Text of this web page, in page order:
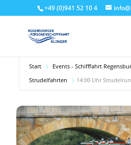
+49 (0)941 52 10 4
Start Events - Schifffahrt
Strudelfahrten
14:00 Uhr